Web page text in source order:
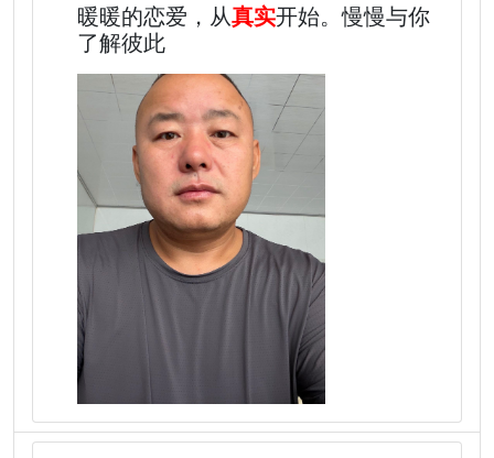
暖暖的恋爱，从真实开始。慢慢与你
了解彼此